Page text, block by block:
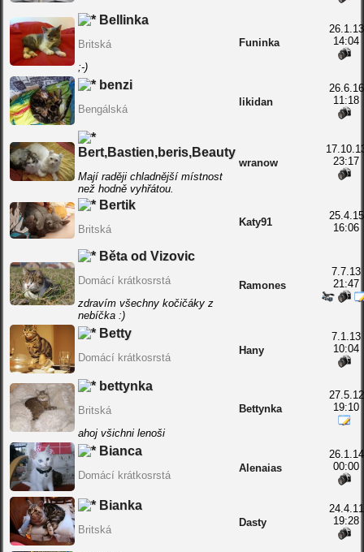
Bellinka
Britská
;-)
Funinka
26.1.13
14:04
benzi
Bengálská
likidan
26.6.16
11:18
Bert,Bastien,beris,Beauty
Mají raději chladnější místnost
než hodně vyhřátou.
wranow
23:17
Bertik
Britská
Katy91
25.4.15
16:06
Běta od Vizovic
Domácí krátkosrstá
zdravím všechny kočičáky z
nebíčka :)
Ramones
7.7.13
21:47
Betty
Domácí krátkosrstá
Hany
7.1.13
10:04
bettynka
Britská
ahoj všichni lenoši
Bettynka
27.5.12
19:10
Bianca
Domácí krátkosrstá
Alenaias
26.1.14
00:00
Bianka
Britská
Dasty
24.4.11
19:28